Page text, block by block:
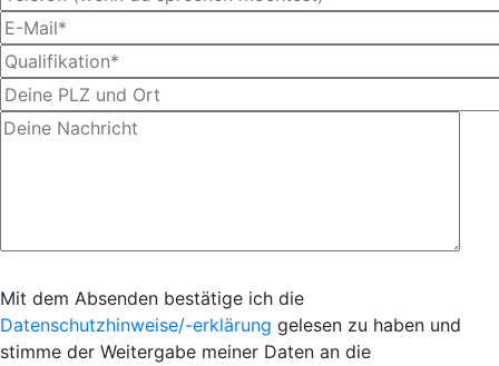
Mit dem Absenden bestätige ich die
Datenschutzhinweise/-erklärung gelesen zu haben und
stimme der Weitergabe meiner Daten an die